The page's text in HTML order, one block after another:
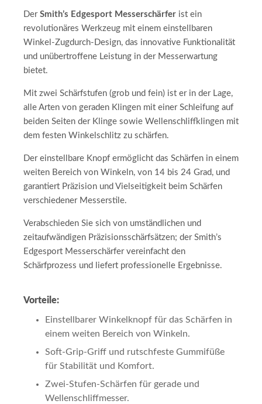
Der Smith’s Edgesport Messerschärfer ist ein
revolutionäres Werkzeug mit einem einstellbaren
Winkel-Zugdurch-Design, das innovative Funktionalität
und unübertroffene Leistung in der Messerwartung
bietet.
Mit zwei Schärfstufen (grob und fein) ist er in der Lage,
alle Arten von geraden Klingen mit einer Schleifung auf
beiden Seiten der Klinge sowie Wellenschliffklingen mit
dem festen Winkelschlitz zu schärfen.
Der einstellbare Knopf ermöglicht das Schärfen in einem
weiten Bereich von Winkeln, von 14 bis 24 Grad, und
garantiert Präzision und Vielseitigkeit beim Schärfen
verschiedener Messerstile.
Verabschieden Sie sich von umständlichen und
zeitaufwändigen Präzisionsschärfsätzen; der Smith’s
Edgesport Messerschärfer vereinfacht den
Schärfprozess und liefert professionelle Ergebnisse.
Vorteile:
Einstellbarer Winkelknopf für das Schärfen in
einem weiten Bereich von Winkeln.
Soft-Grip-Griff und rutschfeste Gummifüße
für Stabilität und Komfort.
Zwei-Stufen-Schärfen für gerade und
Wellenschliffmesser.